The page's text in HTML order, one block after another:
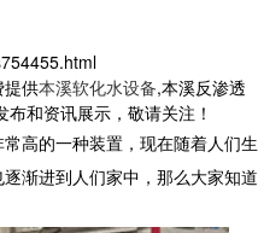
提供本溪软化水设备,本溪反渗透
和资讯展示，敬请关注！
高的一种装置，现在随着人们生
逐渐进到人们家中，那么大家知道